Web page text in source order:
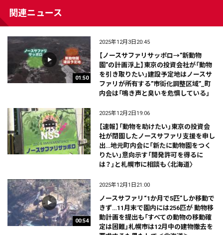
関連ニュース
01:50
2025年12月3日20:45
【ノースサファリサッポロ→”新動物
園”の計画浮上】東京の投資会社が「動物
を引き取りたい」建設予定地はノースサ
ファリが所有する”市街化調整区域”_町
内会は「鳴き声と臭いを危惧している」
2025年12月2日19:06
【速報】「動物を助けたい」東京の投資会
社が閉園したノースサファリ支援を申し
出…地元町内会に「新たに動物園をつく
りたい」意向示す「開発許可を得るに
は？」と札幌市に相談も〈北海道〉
00:54
2025年12月1日21:00
ノースサファリ“1か月で5匹”しか移動で
きず…11月末で園内には256匹が 動物移
動計画を提出も「すべての動物の移動確
定は困難」札幌市は12月中の建物撤去を